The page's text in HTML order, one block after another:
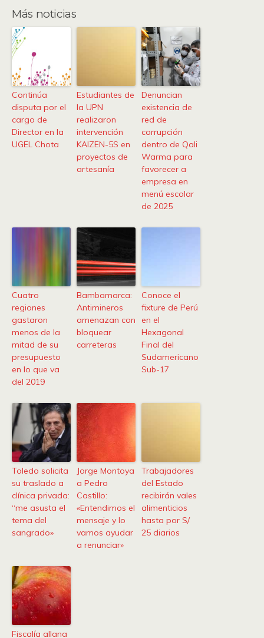
Más noticias
Continúa
disputa por el
cargo de
Director en la
UGEL Chota
Estudiantes de
la UPN
realizaron
intervención
KAIZEN-5S en
proyectos de
artesanía
Denuncian
existencia de
red de
corrupción
dentro de Qali
Warma para
favorecer a
empresa en
menú escolar
de 2025
Cuatro
regiones
gastaron
menos de la
mitad de su
presupuesto
en lo que va
del 2019
Bambamarca:
Antimineros
amenazan con
bloquear
carreteras
Conoce el
fixture de Perú
en el
Hexagonal
Final del
Sudamericano
Sub-17
Toledo solicita
su traslado a
clínica privada:
“me asusta el
tema del
sangrado»
Jorge Montoya
a Pedro
Castillo:
«Entendimos el
mensaje y lo
vamos ayudar
a renunciar»
Trabajadores
del Estado
recibirán vales
alimenticios
hasta por S/
25 diarios
Fiscalía allana